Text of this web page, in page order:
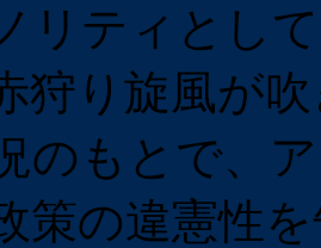
リティとし
狩り旋風が
のもとで、
策の違憲性